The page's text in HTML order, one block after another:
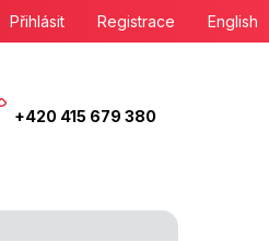
Přihlásit Registrace English
+420 415 679 380